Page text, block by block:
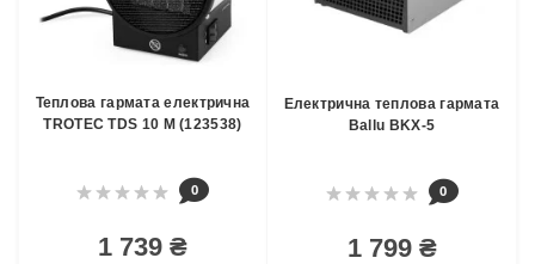
Теплова гармата електрична
TROTEC TDS 10 M (123538)
0
1 739 ₴
Електрична теплова гармата
Ballu BKX-5
0
1 799 ₴